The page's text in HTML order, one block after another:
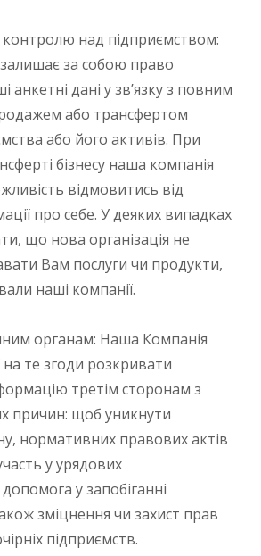
контролю над підприємством:
за собою право
анкетні дані у зв’язку з повним
або трансфертом
або його активів. При
бізнесу наша компанія
відмовитись від
про себе. У деяких випадках
що нова організація не
Вам послуги чи продукти,
наші компанії.
органам: Наша Компанія
те згоди розкривати
третім сторонам з
причин: щоб уникнути
нормативних правових актів
у урядових
у запобіганні
зміцнення чи захист прав
підприємств.